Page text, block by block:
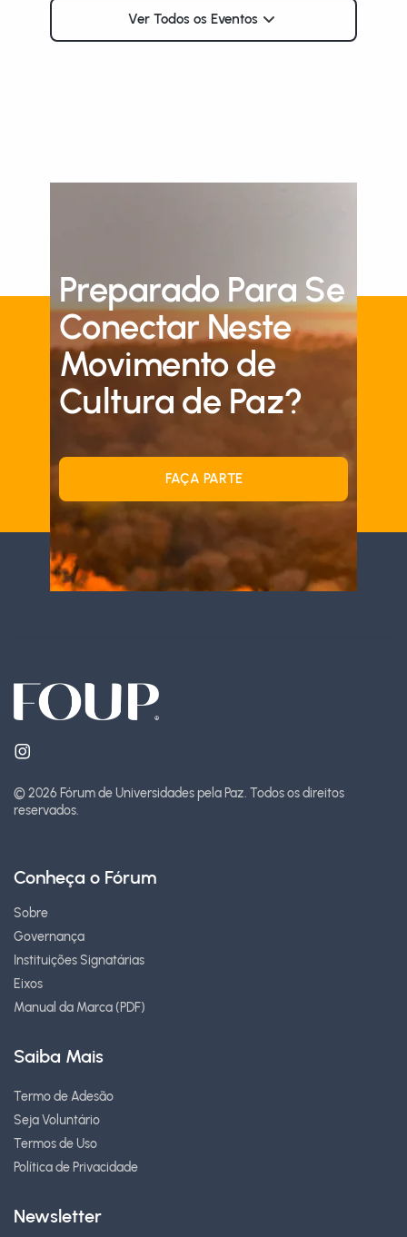
Ver Todos os Eventos
Preparado Para Se
Conectar Neste
Movimento de
Cultura de Paz?
FAÇA PARTE
© 2026 Fórum de Universidades pela Paz. Todos os direitos
reservados.
Conheça o Fórum
Sobre
Governança
Instituições Signatárias
Eixos
Manual da Marca (PDF)
Saiba Mais
Termo de Adesão
Seja Voluntário
Termos de Uso
Política de Privacidade
Newsletter